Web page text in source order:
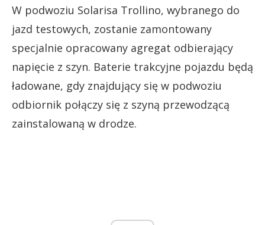
W podwoziu Solarisa Trollino, wybranego do
jazd testowych, zostanie zamontowany
specjalnie opracowany agregat odbierający
napięcie z szyn. Baterie trakcyjne pojazdu będą
ładowane, gdy znajdujący się w podwoziu
odbiornik połączy się z szyną przewodzącą
zainstalowaną w drodze.